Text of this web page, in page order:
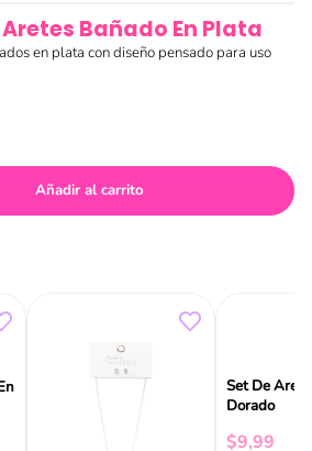
Bañado En Plata
en plata con diseño pensado para uso
Añadir al carrito
Set De
Dorado
$9,99